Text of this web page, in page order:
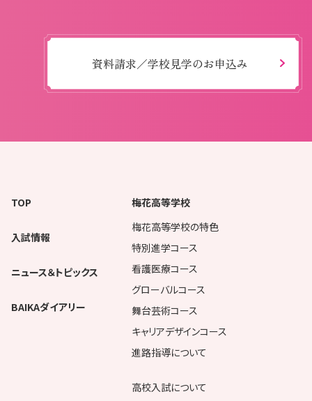
資料請求／学校見学のお申込み
TOP
入試情報
ニュース＆トピックス
BAIKAダイアリー
梅花高等学校
梅花高等学校の特色
特別進学コース
看護医療コース
グローバルコース
舞台芸術コース
キャリアデザインコース
進路指導について
高校入試について